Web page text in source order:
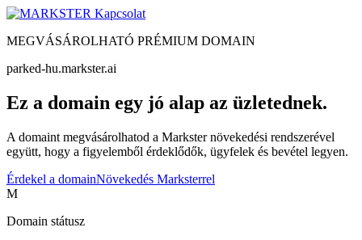
Kapcsolat
MEGVÁSÁROLHATÓ PRÉMIUM DOMAIN
parked-hu.markster.ai
Ez a domain egy jó alap az üzletednek.
A domaint megvásárolhatod a Markster növekedési rendszerével
együtt, hogy a figyelemből érdeklődők, ügyfelek és bevétel legyen.
Érdekel a domainNövekedés Marksterrel
M
Domain státusz